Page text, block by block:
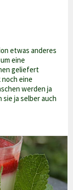
etwas anderes
eine
geliefert
eine
werden ja
ja selber auch